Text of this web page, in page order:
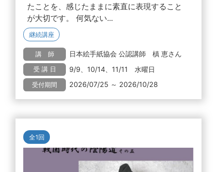
たことを、感じたままに素直に表現すること
が大切です。 何気ない...
継続講座
講 師 日本絵手紙協会 公認講師 槙 恵さん
受 講 日 9/9、10/14、11/11 水曜日
受付期間 2026/07/25 ～ 2026/10/28
全1回